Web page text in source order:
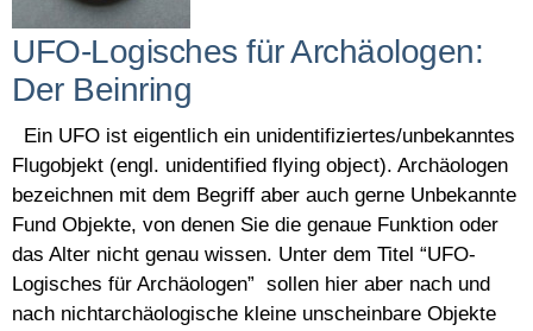
UFO-Logisches für Archäologen:
Der Beinring
Ein UFO ist eigentlich ein unidentifiziertes/unbekanntes
Flugobjekt (engl. unidentified flying object). Archäologen
bezeichnen mit dem Begriff aber auch gerne Unbekannte
Fund Objekte, von denen Sie die genaue Funktion oder
das Alter nicht genau wissen. Unter dem Titel “UFO-
Logisches für Archäologen” sollen hier aber nach und
nach nichtarchäologische kleine unscheinbare Objekte